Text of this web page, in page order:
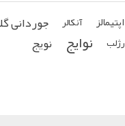
اپتیمالز آنکالر جوردانی
رژلب نوایج نویج